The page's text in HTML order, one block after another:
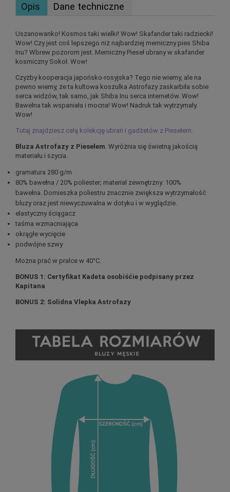
Opis Dane techniczne
Uszanowanko! Kosmos taki wielki! Wow! Skafander taki radziecki!
Wow! Czy jest coś lepszego niż najbardziej memiczny pies Shiba
Inu? Wbrew pozorom jest. Memiczny Pieseł ubrany w skafander
kosmiczny Sokoł. Wow!
Czyżby kooperacja japońsko-rosyjska? Tego nie wiemy, ale na
pewno wiemy, że ta kultowa koszulka Astrofazy zaskarbiła sobie
serca widzów, tak samo, jak Shiba Inu serca internetów. Wow!
Bawełna tak wspaniała i mocna! Wow! Nadruk tak wytrzymały.
Wow!
Tutaj znajdziesz całą kolekcję ubrań i gadżetów z Piesełem.
Bluza Astrofazy z Piesełem . Wyróżnia się świetną jakością
materiału i szycia.
gramatura 280 g/m
80% bawełna / 20% poliester; materiał zewnętrzny: 100%
bawełna. Domieszka poliestru znacznie zwiększa wytrzymałość
bluzy oraz jest niewyczuwalna w dotyku i w wyglądzie.
elastyczny ściągacz
taśma wzmacniająca
okrągłe wycięcie
podwójne szwy
Można prać w pralce w 40°C.
BONUS 1: Certyfikat Kadeta osobiśćie podpisany przez
Kapitana
BONUS 2: Solidna Vlepka Astrofazy